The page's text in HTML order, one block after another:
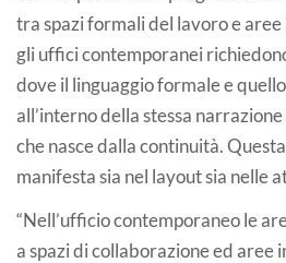
tra spazi formali del lavoro e
gli uffici contemporanei
dove il linguaggio formale e
all’interno della stessa
che nasce dalla continuità.
manifesta sia nel layout sia nelle
“Nell’ufficio contemporaneo le
a spazi di collaborazione ed aree